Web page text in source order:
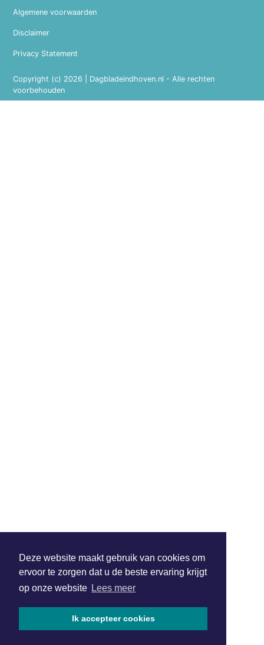
Deze website maakt gebruik van cookies om
ervoor te zorgen dat u de beste ervaring krijgt
op onze website Lees meer
Ik accepteer cookies
Copyright (c) 2026 | Dagbladeindhoven.nl - Alle rechten
voorbehouden
Algemene voorwaarden
Disclaimer
Privacy Statement